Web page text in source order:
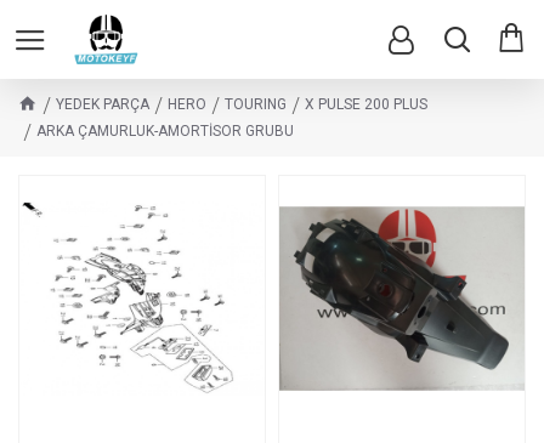
YEDEK PARÇA HERO TOURING
X PULSE 200 PLUS
ARKA ÇAMURLUK-AMORTİSOR GRUBU